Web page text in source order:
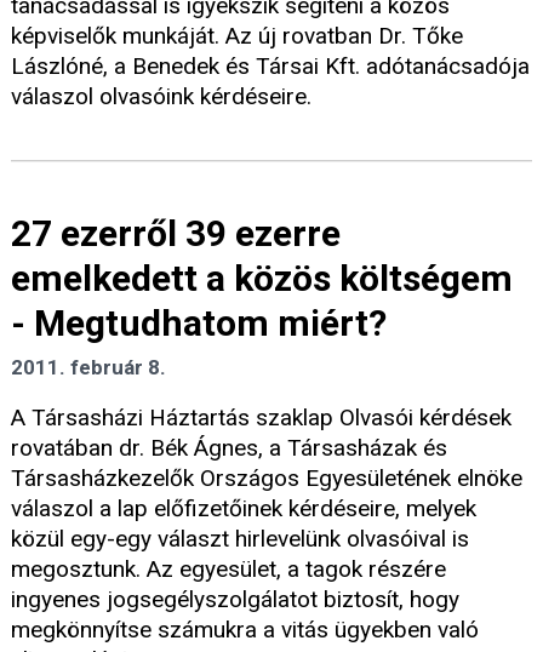
képviselők munkáját. Az új rovatban Dr. Tőke
Lászlóné, a Benedek és Társai Kft. adótanácsadója
válaszol olvasóink kérdéseire.
27 ezerről 39 ezerre
emelkedett a közös költségem
- Megtudhatom miért?
2011. február 8.
A Társasházi Háztartás szaklap Olvasói kérdések
rovatában dr. Bék Ágnes, a Társasházak és
Társasházkezelők Országos Egyesületének elnöke
válaszol a lap előfizetőinek kérdéseire, melyek
közül egy-egy választ hirlevelünk olvasóival is
megosztunk. Az egyesület, a tagok részére
ingyenes jogsegélyszolgálatot biztosít, hogy
megkönnyítse számukra a vitás ügyekben való